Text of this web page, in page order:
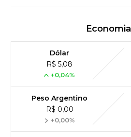
Economia
Dólar
R$ 5,08
+0,04%
Peso Argentino
R$ 0,00
+0,00%